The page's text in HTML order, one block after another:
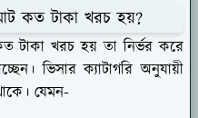
কত টাকা খরচ হয়?
টাকা খরচ হয় তা নির্ভর করে
ভিসার ক্যাটাগরি অনুযায়ী
যেমন-